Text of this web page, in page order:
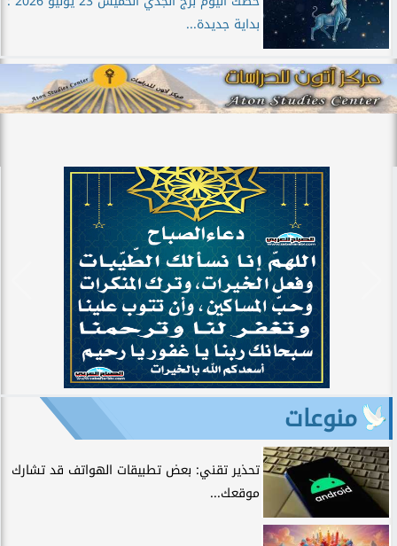
بداية جديدة...
منوعات
تحذير تقني: بعض تطبيقات الهواتف قد تشارك
موقعك...